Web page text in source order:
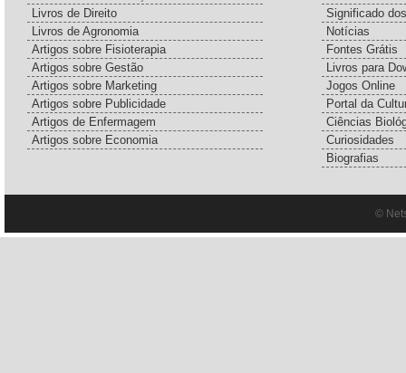
Livros de Direito
Livros de Agronomia
Artigos sobre Fisioterapia
Artigos sobre Gestão
Artigos sobre Marketing
Artigos sobre Publicidade
Artigos de Enfermagem
Artigos sobre Economia
Significado
Notícias
Fontes Grátis
Livros para
Jogos Online
Portal da
Ciências
Curiosidades
Biografias
©